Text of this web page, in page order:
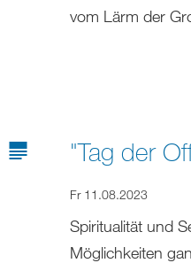
vom Lärm der
"Tag der
Fr 11.08.2023
Spiritualität und
Möglichkeiten